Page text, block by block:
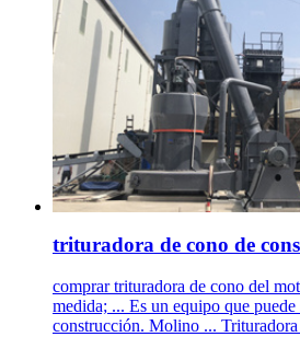
trituradora de cono de
comprar trituradora de cono del
medida; ... Es un equipo que
construcción. Molino ... Trituradora